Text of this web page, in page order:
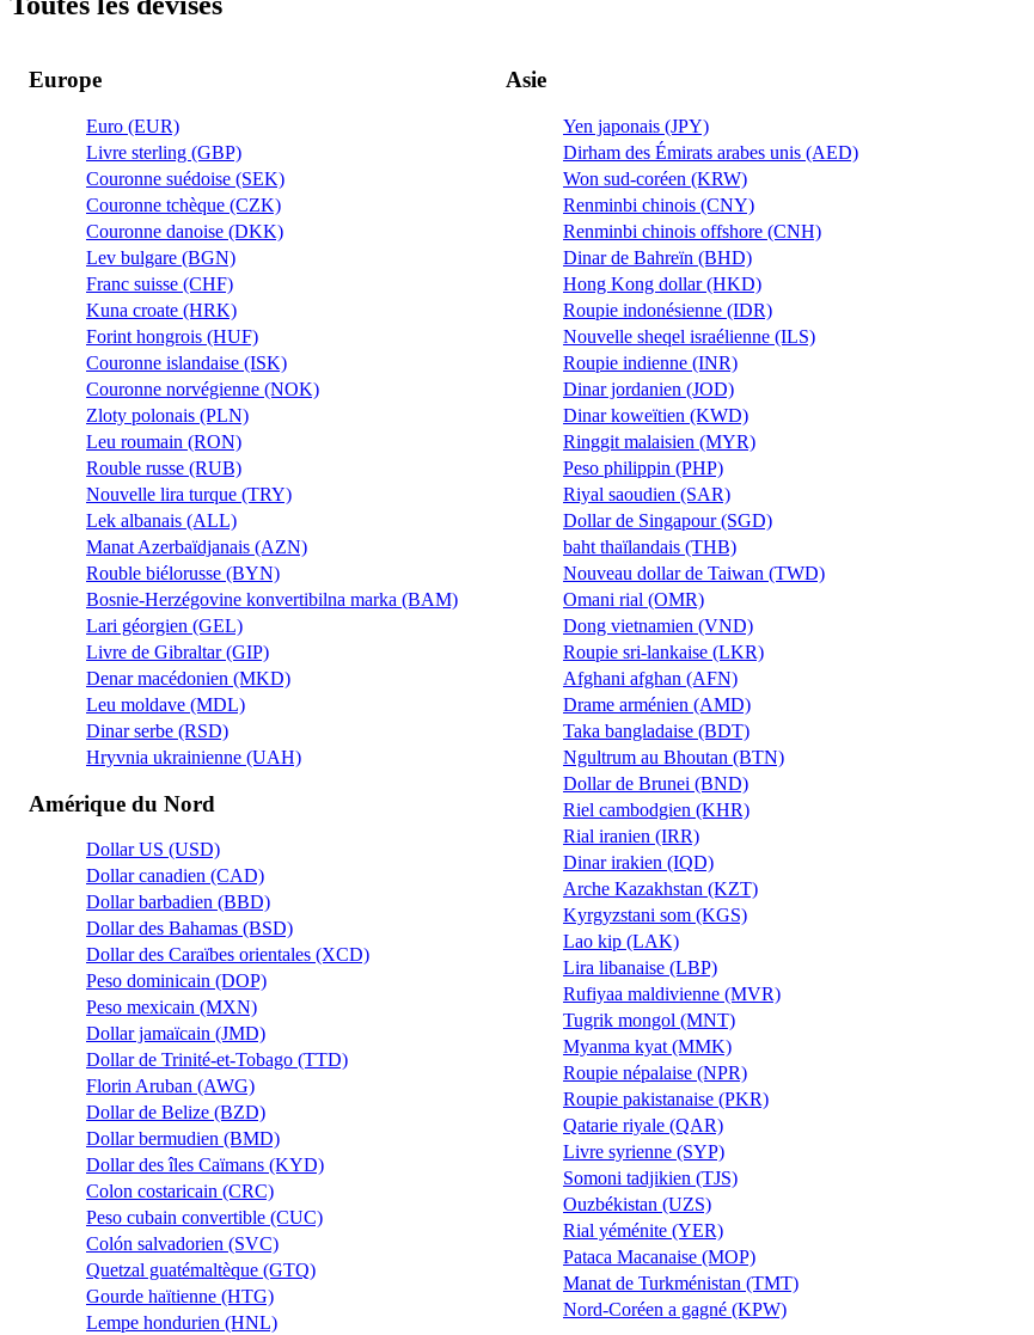
Europe
Euro (EUR)
Livre sterling (GBP)
Couronne suédoise (SEK)
Couronne tchèque (CZK)
Couronne danoise (DKK)
Lev bulgare (BGN)
Franc suisse (CHF)
Kuna croate (HRK)
Forint hongrois (HUF)
Couronne islandaise (ISK)
Couronne norvégienne (NOK)
Zloty polonais (PLN)
Leu roumain (RON)
Rouble russe (RUB)
Nouvelle lira turque (TRY)
Lek albanais (ALL)
Manat Azerbaïdjanais (AZN)
Rouble biélorusse (BYN)
Bosnie-Herzégovine konvertibilna marka (BAM)
Lari géorgien (GEL)
Livre de Gibraltar (GIP)
Denar macédonien (MKD)
Leu moldave (MDL)
Dinar serbe (RSD)
Hryvnia ukrainienne (UAH)
Amérique du Nord
Dollar US (USD)
Dollar canadien (CAD)
Dollar barbadien (BBD)
Dollar des Bahamas (BSD)
Dollar des Caraïbes orientales (XCD)
Peso dominicain (DOP)
Peso mexicain (MXN)
Dollar jamaïcain (JMD)
Dollar de Trinité-et-Tobago (TTD)
Florin Aruban (AWG)
Dollar de Belize (BZD)
Dollar bermudien (BMD)
Dollar des îles Caïmans (KYD)
Colon costaricain (CRC)
Peso cubain convertible (CUC)
Colón salvadorien (SVC)
Quetzal guatémaltèque (GTQ)
Gourde haïtienne (HTG)
Lempe hondurien (HNL)
Asie
Yen japonais (JPY)
Dirham des Émirats arabes unis (AED)
Won sud-coréen (KRW)
Renminbi chinois (CNY)
Renminbi chinois offshore (CNH)
Dinar de Bahreïn (BHD)
Hong Kong dollar (HKD)
Roupie indonésienne (IDR)
Nouvelle sheqel israélienne (ILS)
Roupie indienne (INR)
Dinar jordanien (JOD)
Dinar koweïtien (KWD)
Ringgit malaisien (MYR)
Peso philippin (PHP)
Riyal saoudien (SAR)
Dollar de Singapour (SGD)
baht thaïlandais (THB)
Nouveau dollar de Taiwan (TWD)
Omani rial (OMR)
Dong vietnamien (VND)
Roupie sri-lankaise (LKR)
Afghani afghan (AFN)
Drame arménien (AMD)
Taka bangladaise (BDT)
Ngultrum au Bhoutan (BTN)
Dollar de Brunei (BND)
Riel cambodgien (KHR)
Rial iranien (IRR)
Dinar irakien (IQD)
Arche Kazakhstan (KZT)
Kyrgyzstani som (KGS)
Lao kip (LAK)
Lira libanaise (LBP)
Rufiyaa maldivienne (MVR)
Tugrik mongol (MNT)
Myanma kyat (MMK)
Roupie népalaise (NPR)
Roupie pakistanaise (PKR)
Qatarie riyale (QAR)
Livre syrienne (SYP)
Somoni tadjikien (TJS)
Ouzbékistan (UZS)
Rial yéménite (YER)
Pataca Macanaise (MOP)
Manat de Turkménistan (TMT)
Nord-Coréen a gagné (KPW)